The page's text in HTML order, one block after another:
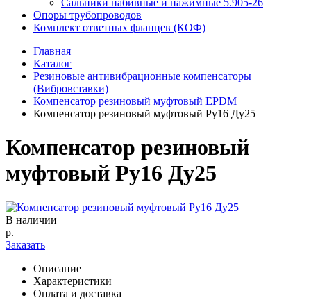
Сальники набивные и нажимные 5.905-26
Опоры трубопроводов
Комплект ответных фланцев (КОФ)
Главная
Каталог
Резиновые антивибрационные компенсаторы
(Вибровставки)
Компенсатор резиновый муфтовый EPDM
Компенсатор резиновый муфтовый Ру16 Ду25
Компенсатор резиновый
муфтовый Ру16 Ду25
В наличии
р.
Заказать
Описание
Характеристики
Оплата и доставка